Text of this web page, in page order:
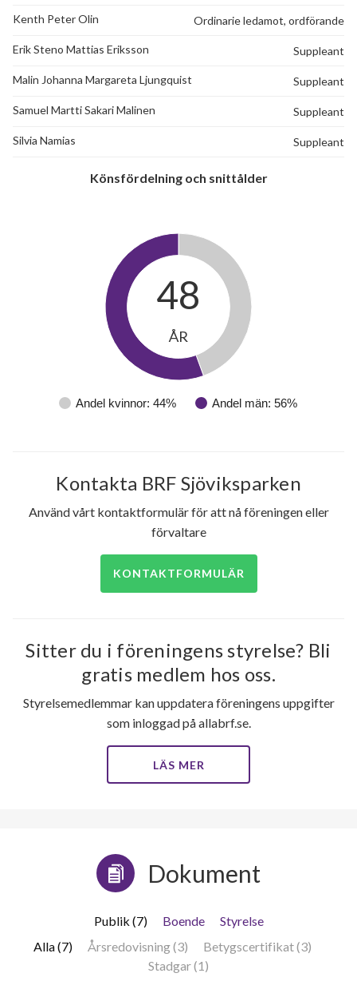
Kenth Peter Olin Ordinarie ledamot, ordförande
Erik Steno Mattias Eriksson Suppleant
Malin Johanna Margareta Ljungquist Suppleant
Samuel Martti Sakari Malinen Suppleant
Silvia Namias Suppleant
Könsfördelning och snittålder
Andel kvinnor: 44% Andel män: 56%
48
ÅR
Kontakta BRF Sjöviksparken
Använd vårt kontaktformulär för att nå föreningen eller
förvaltare
KONTAKTFORMULÄR
Sitter du i föreningens styrelse? Bli
gratis medlem hos oss.
Styrelsemedlemmar kan uppdatera föreningens uppgifter
som inloggad på allabrf.se.
LÄS MER
Dokument
Publik (7) Boende
Styrelse
Alla (7)
Årsredovisning (3)
Betygscertifikat (3)
Stadgar (1)